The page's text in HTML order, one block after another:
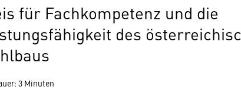
für Fachkompetenz und die
des
3 Minuten